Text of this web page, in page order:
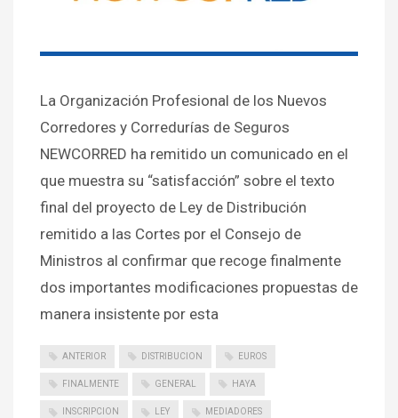
La Organización Profesional de los Nuevos
Corredores y Corredurías de Seguros
NEWCORRED ha remitido un comunicado en el
que muestra su “satisfacción” sobre el texto
final del proyecto de Ley de Distribución
remitido a las Cortes por el Consejo de
Ministros al confirmar que recoge finalmente
dos importantes modificaciones propuestas de
manera insistente por esta
ANTERIOR DISTRIBUCION EUROS
FINALMENTE GENERAL HAYA
INSCRIPCION LEY MEDIADORES